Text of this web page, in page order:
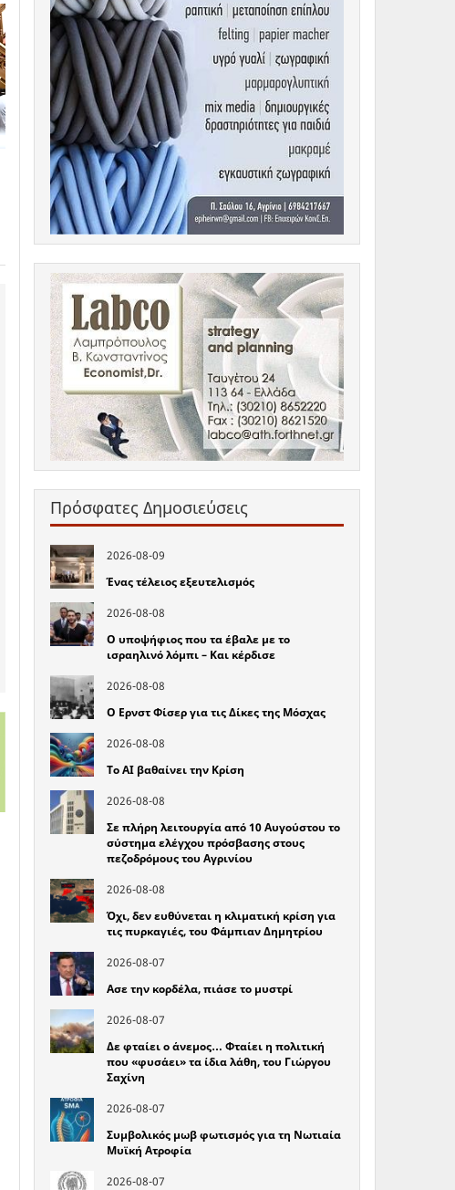
Πρόσφατες Δημοσιεύσεις
2026-08-09
Ένας τέλειος εξευτελισμός
2026-08-08
Ο υποψήφιος που τα έβαλε με το
ισραηλινό λόμπι – Και κέρδισε
2026-08-08
Ο Ερνστ Φίσερ για τις Δίκες της Μόσχας
2026-08-08
Το ΑΙ βαθαίνει την Κρίση
2026-08-08
Σε πλήρη λειτουργία από 10 Αυγούστου το
σύστημα ελέγχου πρόσβασης στους
πεζοδρόμους του Αγρινίου
2026-08-08
Όχι, δεν ευθύνεται η κλιματική κρίση για
τις πυρκαγιές, του Φάμπιαν Δημητρίου
2026-08-07
Ασε την κορδέλα, πιάσε το μυστρί
2026-08-07
Δε φταίει ο άνεμος… Φταίει η πολιτική
που «φυσάει» τα ίδια λάθη, του Γιώργου
Σαχίνη
2026-08-07
Συμβολικός μωβ φωτισμός για τη Νωτιαία
Μυϊκή Ατροφία
2026-08-07